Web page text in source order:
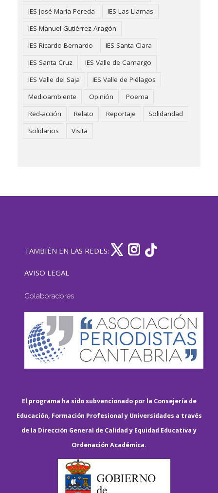
IES José María Pereda
IES Las Llamas
IES Manuel Gutiérrez Aragón
IES Ricardo Bernardo
IES Santa Clara
IES Santa Cruz
IES Valle de Camargo
IES Valle del Saja
IES Valle de Piélagos
Medioambiente
Opinión
Poema
Red-acción
Relato Reportaje
Solidaridad
Solidarios
Visita
TAMBIÉN EN LAS REDES:
AVISO LEGAL
Colaboradores
El programa ha sido subvencionado por la Consejería de
Educación, Formación Profesional y Universidades a través
de la Dirección General de Calidad y Equidad Educativa y
Ordenación Académica.